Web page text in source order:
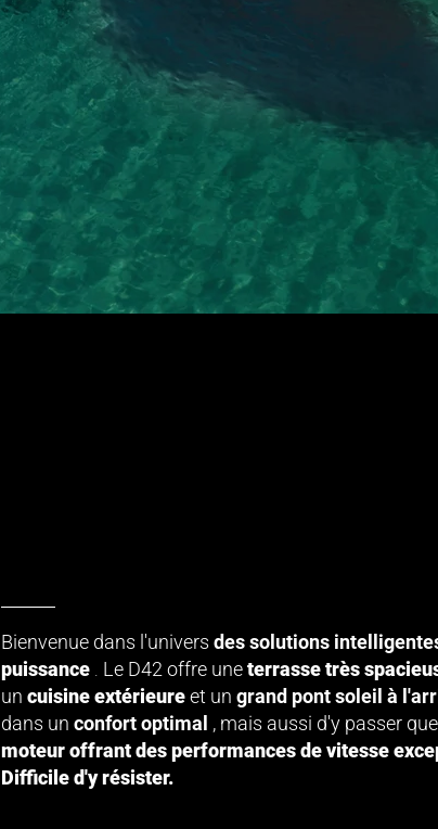
Bienvenue dans l'univers des solutions
puissance
Le D42 offre uneterrasse très
un cuisine extérieureet un grand pont soleil à
dans un confort optimal , mais aussi d'y passer
moteur offrant des performances de vitesse
Difficile d'y résister.